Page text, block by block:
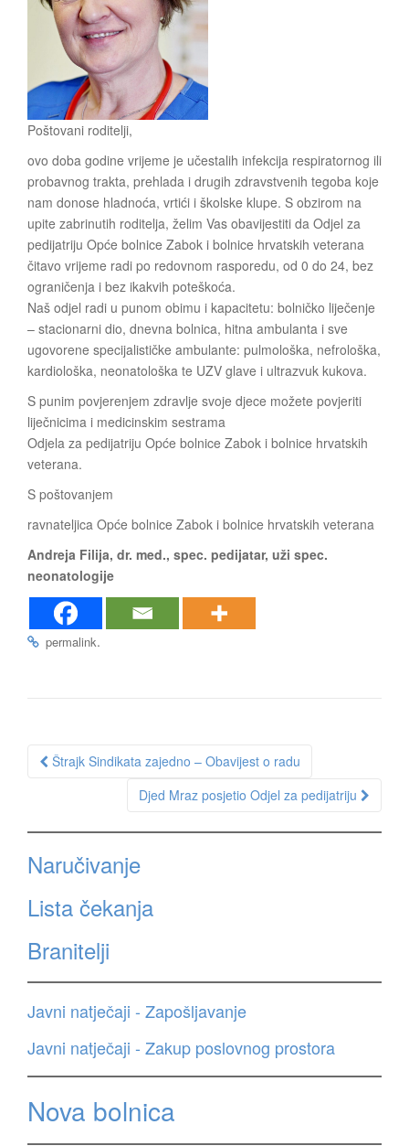
Poštovani roditelji,
ovo doba godine vrijeme je učestalih infekcija respiratornog ili
probavnog trakta, prehlada i drugih zdravstvenih tegoba koje
nam donose hladnoća, vrtići i školske klupe. S obzirom na
upite zabrinutih roditelja, želim Vas obavijestiti da Odjel za
pedijatriju Opće bolnice Zabok i bolnice hrvatskih veterana
čitavo vrijeme radi po redovnom rasporedu, od 0 do 24, bez
ograničenja i bez ikakvih poteškoća.
Naš odjel radi u punom obimu i kapacitetu: bolničko liječenje
– stacionarni dio, dnevna bolnica, hitna ambulanta i sve
ugovorene specijalističke ambulante: pulmološka, nefrološka,
kardiološka, neonatološka te UZV glave i ultrazvuk kukova.
S punim povjerenjem zdravlje svoje djece možete povjeriti
liječnicima i medicinskim sestrama
Odjela za pedijatriju Opće bolnice Zabok i bolnice hrvatskih
veterana.
S poštovanjem
ravnateljica Opće bolnice Zabok i bolnice hrvatskih veterana
Andreja Filija, dr. med., spec. pedijatar, uži spec.
neonatologije
permalink.
Post
navigation
Štrajk Sindikata zajedno – Obavijest o radu
Djed Mraz posjetio Odjel za pedijatriju
Naručivanje
Lista čekanja
Branitelji
Javni natječaji - Zapošljavanje
Javni natječaji - Zakup poslovnog prostora
Nova bolnica